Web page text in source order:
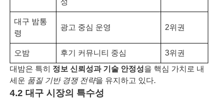
성
대구 밤통
령
광고 중심 운영 2위권
오밤 후기 커뮤니티 중심
3위권
대밤은 특히 정보 신뢰성과 기술 안정성을 핵심 가치로 내
세운 품질 기반 경쟁 전략을 유지하고 있다.
4.2 대구 시장의 특수성